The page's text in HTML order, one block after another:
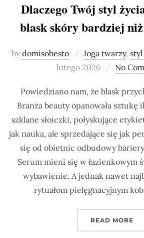
Dlaczego Twój styl
blask skóry bardziej
bydomisobesto Joga twarzy,
lutego 2026
No
Powiedziano nam, że blask
Branża beauty opanowała
szklane słoiczki, połyskujące
jak nauka, ale sprzedające się jak
się od obietnic odbudowy
Serum mieni się w łazienkowym
wybawienie. A jednak nawet
rytuałom pielęgnacyjnym
READ MORE